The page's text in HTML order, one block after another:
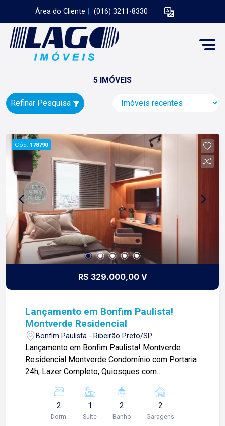
Área do Cliente (016) 3211-8330
5 IMÓVEIS
Refinar Pesquisa
Cód. 178790
R$ 329.000,00 V
Lançamento em Bonfim Paulista!
Montverde Residencial
Bonfim Paulista - Ribeirão Preto/SP
Lançamento em Bonfim Paulista! Montverde
Residencial Montverde Condomínio com Portaria
24h, Lazer Completo, Quiosques com
do sol pelos melhores ângulos. Para quem é
este empreendimento? Primeiro Imóvel: Para
você que quer realizar o sonho de ter o primeiro
2
Dorm.
1
Suite
2
Banho
2
Garagens